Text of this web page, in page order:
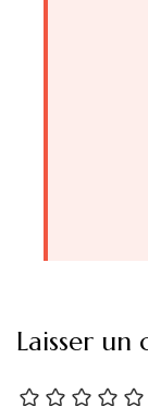
Laisser un